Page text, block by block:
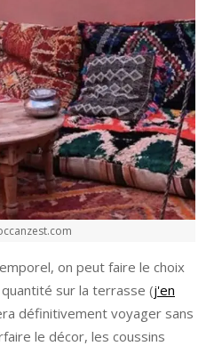
on peut faire le choix
sur la terrasse (j'en
définitivement voyager sans
le décor, les coussins